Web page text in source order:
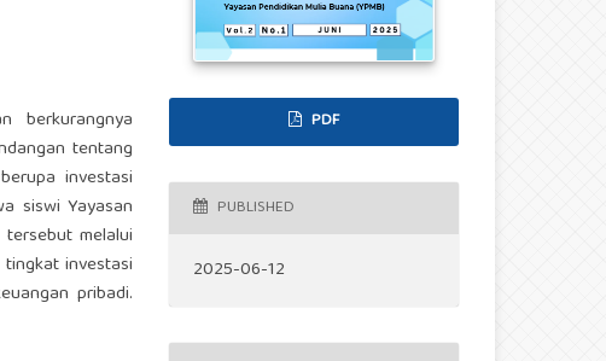
berkurangnya
tentang
investasi
siswi Yayasan
melalui
investasi
pribadi.
PDF
PUBLISHED
2025-06-12